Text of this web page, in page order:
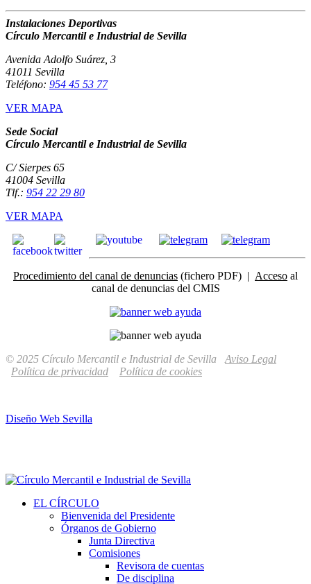
Instalaciones Deportivas
Círculo Mercantil e Industrial de Sevilla
Avenida Adolfo Suárez, 3
41011 Sevilla
Teléfono: 954 45 53 77
VER MAPA
Sede Social
Círculo Mercantil e Industrial de Sevilla
C/ Sierpes 65
41004 Sevilla
Tlf.: 954 22 29 80
VER MAPA
Procedimiento del canal de denuncias (fichero PDF) | Acceso al
canal de denuncias del CMIS
© 2025 Círculo Mercantil e Industrial de Sevilla Aviso Legal
Política de privacidad
Política de cookies
Diseño Web Sevilla
EL CÍRCULO
Bienvenida del Presidente
Órganos de Gobierno
Junta Directiva
Comisiones
Revisora de cuentas
De disciplina